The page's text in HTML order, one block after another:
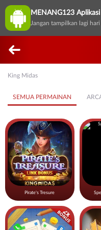
MENANG123
Jangan tampilkan lagi
King Midas
SEMUA PERMAINAN
Pirate's Tresure